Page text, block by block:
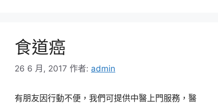
食道癌
26 6 月, 2017 作者: admin
有朋友因行動不便，我們可提供中醫上門服務，醫